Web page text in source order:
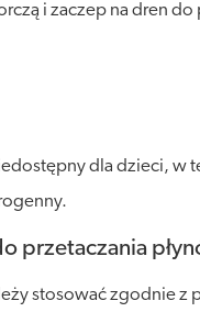
i zaczep na dren
dla dzieci, w
przetaczania
stosować zgodnie z